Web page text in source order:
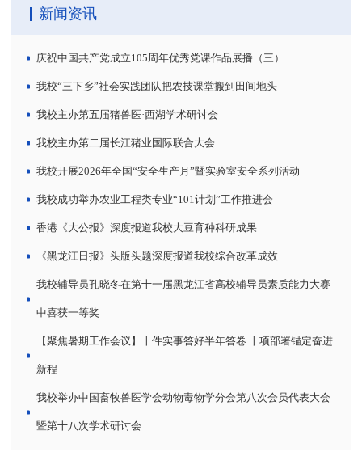
新闻资讯
庆祝中国共产党成立105周年优秀党课作品展播（三）
我校“三下乡”社会实践团队把农技课堂搬到田间地头
我校主办第五届猪兽医·西湖学术研讨会
我校主办第二届长江猪业国际联合大会
我校开展2026年全国“安全生产月”暨实验室安全系列活动
我校成功举办农业工程类专业“101计划”工作推进会
香港《大公报》深度报道我校大豆育种科研成果
《黑龙江日报》头版头题深度报道我校综合改革成效
我校辅导员孔晓冬在第十一届黑龙江省高校辅导员素质能力大赛
中喜获一等奖
【聚焦暑期工作会议】十件实事答好半年答卷 十项部署锚定奋进
新程
我校举办中国畜牧兽医学会动物毒物学分会第八次会员代表大会
暨第十八次学术研讨会